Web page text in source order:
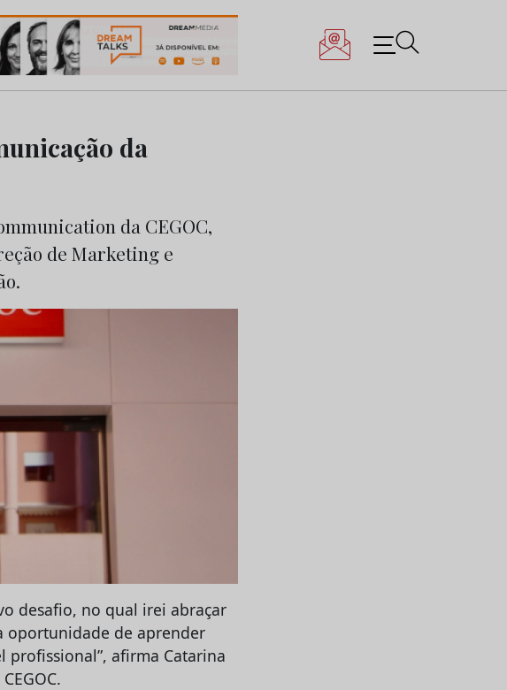
da
da CEGOC,
de Marketing e
desafio, no qual irei abraçar
oportunidade de aprender
afirma Catarina